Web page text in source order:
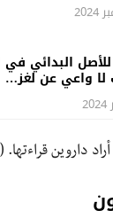
البدائي
لا واعي عن لغز…